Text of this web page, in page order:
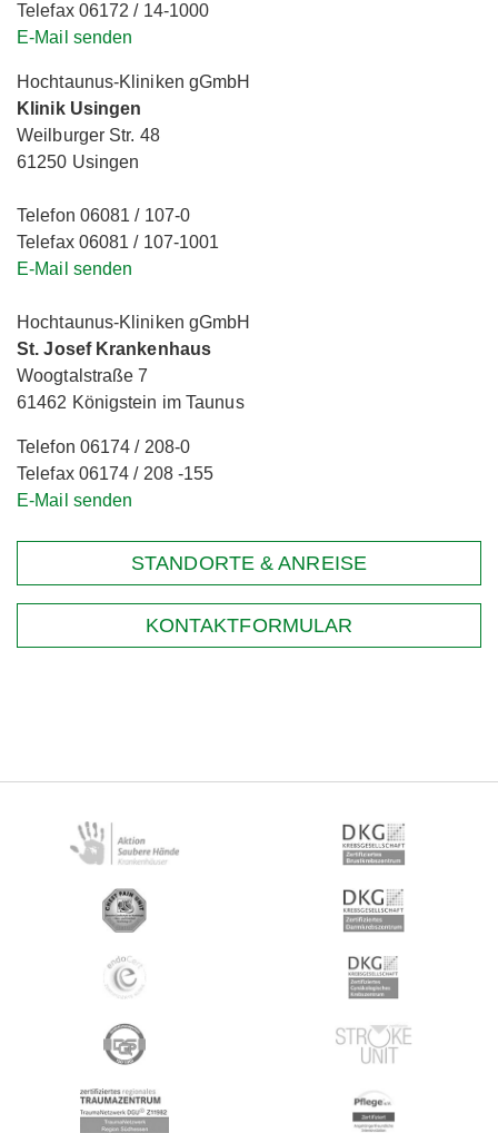
Telefax 06172 / 14-1000
E-Mail senden
Hochtaunus-Kliniken gGmbH
Klinik Usingen
Weilburger Str. 48
61250 Usingen
Telefon 06081 / 107-0
Telefax 06081 / 107-1001
E-Mail senden
Hochtaunus-Kliniken gGmbH
St. Josef Krankenhaus
Woogtalstraße 7
61462 Königstein im Taunus
Telefon 06174 / 208-0
Telefax 06174 / 208 -155
E-Mail senden
STANDORTE & ANREISE
KONTAKTFORMULAR